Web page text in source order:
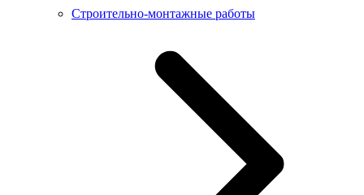
Строительно-монтажные работы